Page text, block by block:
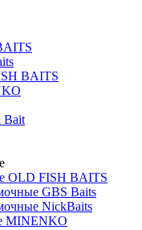
BAITS
Bait
OLD FISH BAITS
GBS Baits
NickBaits
MINENKO